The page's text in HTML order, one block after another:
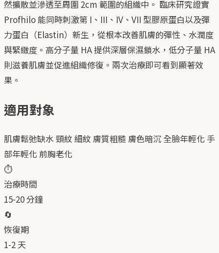
然擴散並滲透至周圍 2cm 範圍的組織中。 臨床研究證實
Profhilo 能同時刺激第 I、III、IV、VII 型膠原蛋白以及彈
力蛋白（Elastin）新生，從根本改善肌膚的彈性、水潤度
與緊緻度。高分子量 HA 提供深層保濕鎖水，低分子量 HA
則滋養肌膚並促進組織修復。兩次治療即可看到顯著效
果。
適用對象
肌膚鬆弛缺水頸紋細紋 膚質粗糙 膚色暗沉 全臉年輕化 手
部年輕化 前胸老化
⏱️
治療時間
15-20 分鐘
🔄
恢復期
1-2 天